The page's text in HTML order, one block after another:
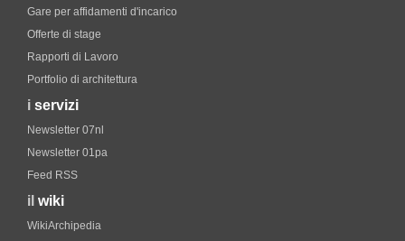
Gare per affidamenti d'incarico
Offerte di stage
Rapporti di Lavoro
Portfolio di architettura
i servizi
Newsletter 07nl
Newsletter 01pa
Feed RSS
il wiki
WikiArchipedia